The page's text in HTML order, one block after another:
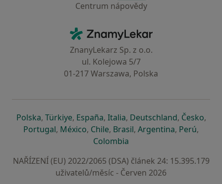
Centrum nápovědy
ZnamyLekar - Hlavní stránka
ZnanyLekarz Sp. z o.o.
ul. Kolejowa 5/7
01-217 Warszawa, Polska
Polskase otevře v nové záložce
, Türkiyese otevře v nové záložce
, Españase otevře v nové záložce
, Italiase otevře v nové záložce
, Deutschlandse otevře v
, Českose
,
Portugalse otevře v nové záložce
, Méxicose otevře v nové záložce
, Chilese otevře v nové záložce
, Brasilse otevře v nové
, Argentinase otevře v
, Perúse
,
Colombia
NAŘÍZENÍ (EU) 2022/2065 (DSA) článek 24: 15.395.179
uživatelů/měsíc - Červen 2026